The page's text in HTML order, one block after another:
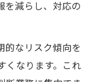
果と実践
管理システム
効果の具体例
を減らし、対応の
的なリスク傾向を
くなります。これ